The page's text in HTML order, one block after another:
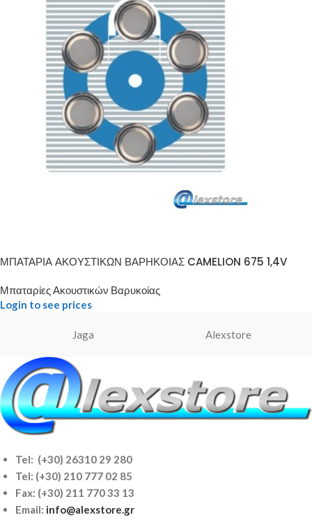
ΜΠΑΤΑΡΙΑ ΑΚΟΥΣΤΙΚΩΝ ΒΑΡΗΚΟΙΑΣ CAMELION 675 1,4V
Μπαταρίες Ακουστικών Βαρυκοίας
Login to see prices
Jaga Alexstore
Tel: (+30) 26310 29 280
Tel: (+30) 210 777 02 85
Fax: (+30) 211 770 33 13
Email: info@alexstore.gr